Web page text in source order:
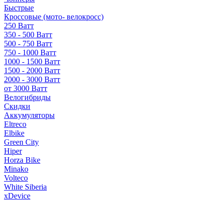
Быстрые
Кроссовые (мото- велокросс)
250 Ватт
350 - 500 Ватт
500 - 750 Ватт
750 - 1000 Ватт
1000 - 1500 Ватт
1500 - 2000 Ватт
2000 - 3000 Ватт
от 3000 Ватт
Велогибриды
Скидки
Аккумуляторы
Eltreco
Elbike
Green City
Hiper
Horza Bike
Minako
Volteco
White Siberia
xDevice